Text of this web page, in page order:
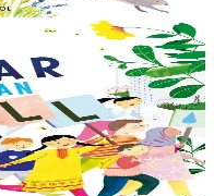
ivez, met ezhomm he
gwelloc’h efedoù Mab-